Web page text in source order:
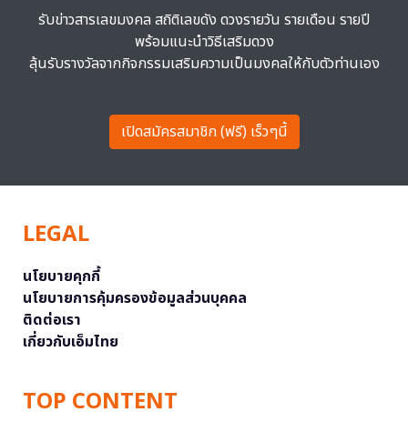
รับข่าวสารเลขมงคล สถิติเลขดัง ดวงรายวัน รายเดือน รายปี
พร้อมแนะนำวิธีเสริมดวง
ลุ้นรับรางวัลจากกิจกรรมเสริมความเป็นมงคลให้กับตัวท่านเอง
เปิดสมัครสมาชิก (ฟรี) เร็วๆนี้
LEGAL
นโยบายคุกกี้
นโยบายการคุ้มครองข้อมูลส่วนบุคคล
ติดต่อเรา
เกี่ยวกับเอ็มไทย
TOP CONTENT